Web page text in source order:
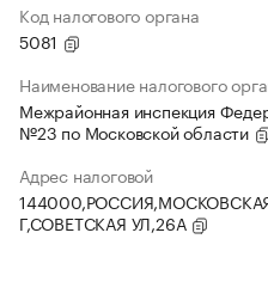
Код налогового органа
5081
Наименование налогового
Межрайонная инспекция
№23 по Московской области
Адрес налоговой
Г,СОВЕТСКАЯ УЛ,26А